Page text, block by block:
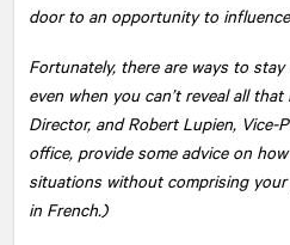
door to an opportunity to
Fortunately, there are ways to
even when you can’t reveal all
Director, and Robert Lupien, Vice-
office, provide some advice on
situations without comprising
in French.)